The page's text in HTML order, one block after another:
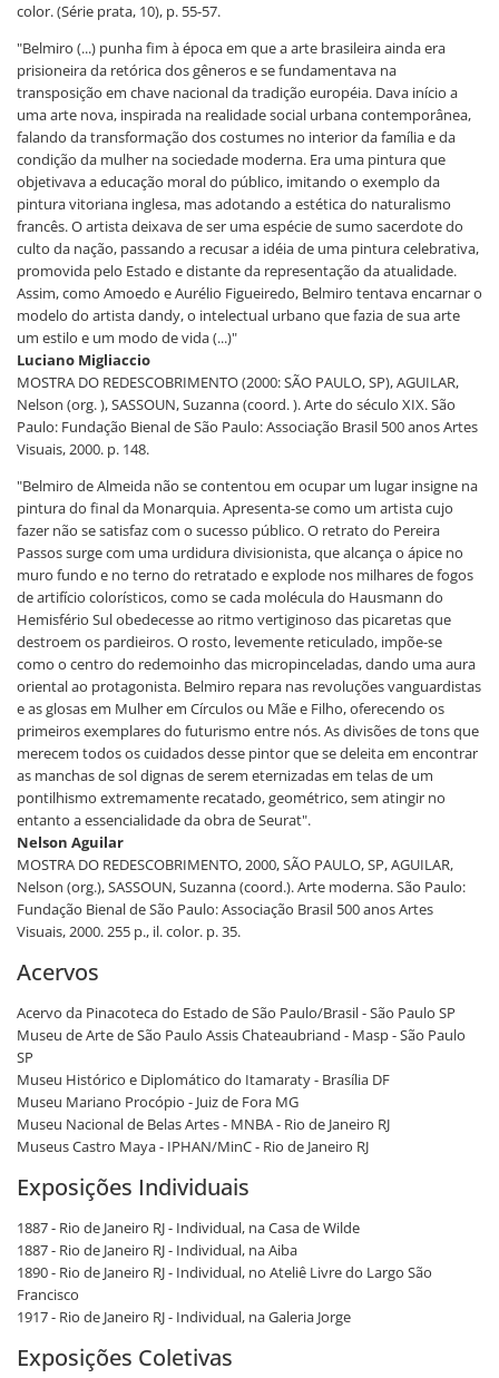
color. (Série prata, 10), p. 55-57.
"Belmiro (...) punha fim à época em que a arte brasileira ainda era
prisioneira da retórica dos gêneros e se fundamentava na
transposição em chave nacional da tradição européia. Dava início a
uma arte nova, inspirada na realidade social urbana contemporânea,
falando da transformação dos costumes no interior da família e da
condição da mulher na sociedade moderna. Era uma pintura que
objetivava a educação moral do público, imitando o exemplo da
pintura vitoriana inglesa, mas adotando a estética do naturalismo
francês. O artista deixava de ser uma espécie de sumo sacerdote do
culto da nação, passando a recusar a idéia de uma pintura celebrativa,
promovida pelo Estado e distante da representação da atualidade.
Assim, como Amoedo e Aurélio Figueiredo, Belmiro tentava encarnar o
modelo do artista dandy, o intelectual urbano que fazia de sua arte
um estilo e um modo de vida (...)"
Luciano Migliaccio
MOSTRA DO REDESCOBRIMENTO (2000: SÃO PAULO, SP), AGUILAR,
Nelson (org. ), SASSOUN, Suzanna (coord. ). Arte do século XIX. São
Paulo: Fundação Bienal de São Paulo: Associação Brasil 500 anos Artes
Visuais, 2000. p. 148.
"Belmiro de Almeida não se contentou em ocupar um lugar insigne na
pintura do final da Monarquia. Apresenta-se como um artista cujo
fazer não se satisfaz com o sucesso público. O retrato do Pereira
Passos surge com uma urdidura divisionista, que alcança o ápice no
muro fundo e no terno do retratado e explode nos milhares de fogos
de artifício colorísticos, como se cada molécula do Hausmann do
Hemisfério Sul obedecesse ao ritmo vertiginoso das picaretas que
destroem os pardieiros. O rosto, levemente reticulado, impõe-se
como o centro do redemoinho das micropinceladas, dando uma aura
oriental ao protagonista. Belmiro repara nas revoluções vanguardistas
e as glosas em Mulher em Círculos ou Mãe e Filho, oferecendo os
primeiros exemplares do futurismo entre nós. As divisões de tons que
merecem todos os cuidados desse pintor que se deleita em encontrar
as manchas de sol dignas de serem eternizadas em telas de um
pontilhismo extremamente recatado, geométrico, sem atingir no
entanto a essencialidade da obra de Seurat".
Nelson Aguilar
MOSTRA DO REDESCOBRIMENTO, 2000, SÃO PAULO, SP, AGUILAR,
Nelson (org.), SASSOUN, Suzanna (coord.). Arte moderna. São Paulo:
Fundação Bienal de São Paulo: Associação Brasil 500 anos Artes
Visuais, 2000. 255 p., il. color. p. 35.
Acervos
Acervo da Pinacoteca do Estado de São Paulo/Brasil - São Paulo SP
Museu de Arte de São Paulo Assis Chateaubriand - Masp - São Paulo
SP
Museu Histórico e Diplomático do Itamaraty - Brasília DF
Museu Mariano Procópio - Juiz de Fora MG
Museu Nacional de Belas Artes - MNBA - Rio de Janeiro RJ
Museus Castro Maya - IPHAN/MinC - Rio de Janeiro RJ
Exposições Individuais
1887 - Rio de Janeiro RJ - Individual, na Casa de Wilde
1887 - Rio de Janeiro RJ - Individual, na Aiba
1890 - Rio de Janeiro RJ - Individual, no Ateliê Livre do Largo São
Francisco
1917 - Rio de Janeiro RJ - Individual, na Galeria Jorge
Exposições Coletivas